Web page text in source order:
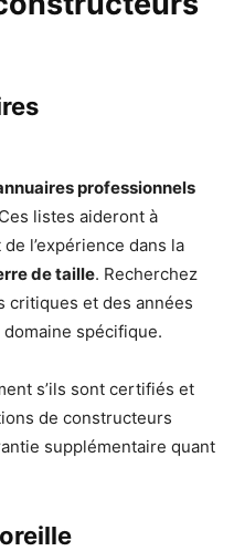
professionnels
listes aideront à
l’expérience dans la
de taille. Recherchez
critiques et des années
spécifique.
s’ils sont certifiés et
de constructeurs
supplémentaire quant